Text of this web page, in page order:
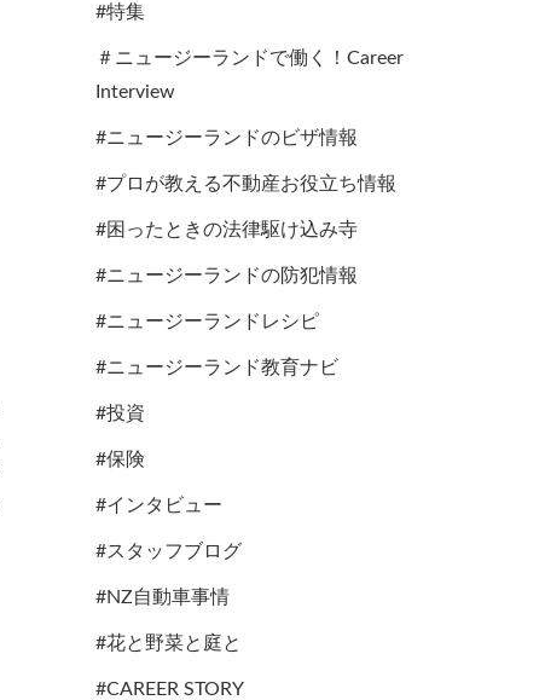
#特集
＃ニュージーランドで働く！Career
Interview
#ニュージーランドのビザ情報
#プロが教える不動産お役立ち情報
#困ったときの法律駆け込み寺
#ニュージーランドの防犯情報
#ニュージーランドレシピ
#ニュージーランド教育ナビ
#投資
#保険
#インタビュー
#スタッフブログ
#NZ自動車事情
#花と野菜と庭と
#CAREER STORY